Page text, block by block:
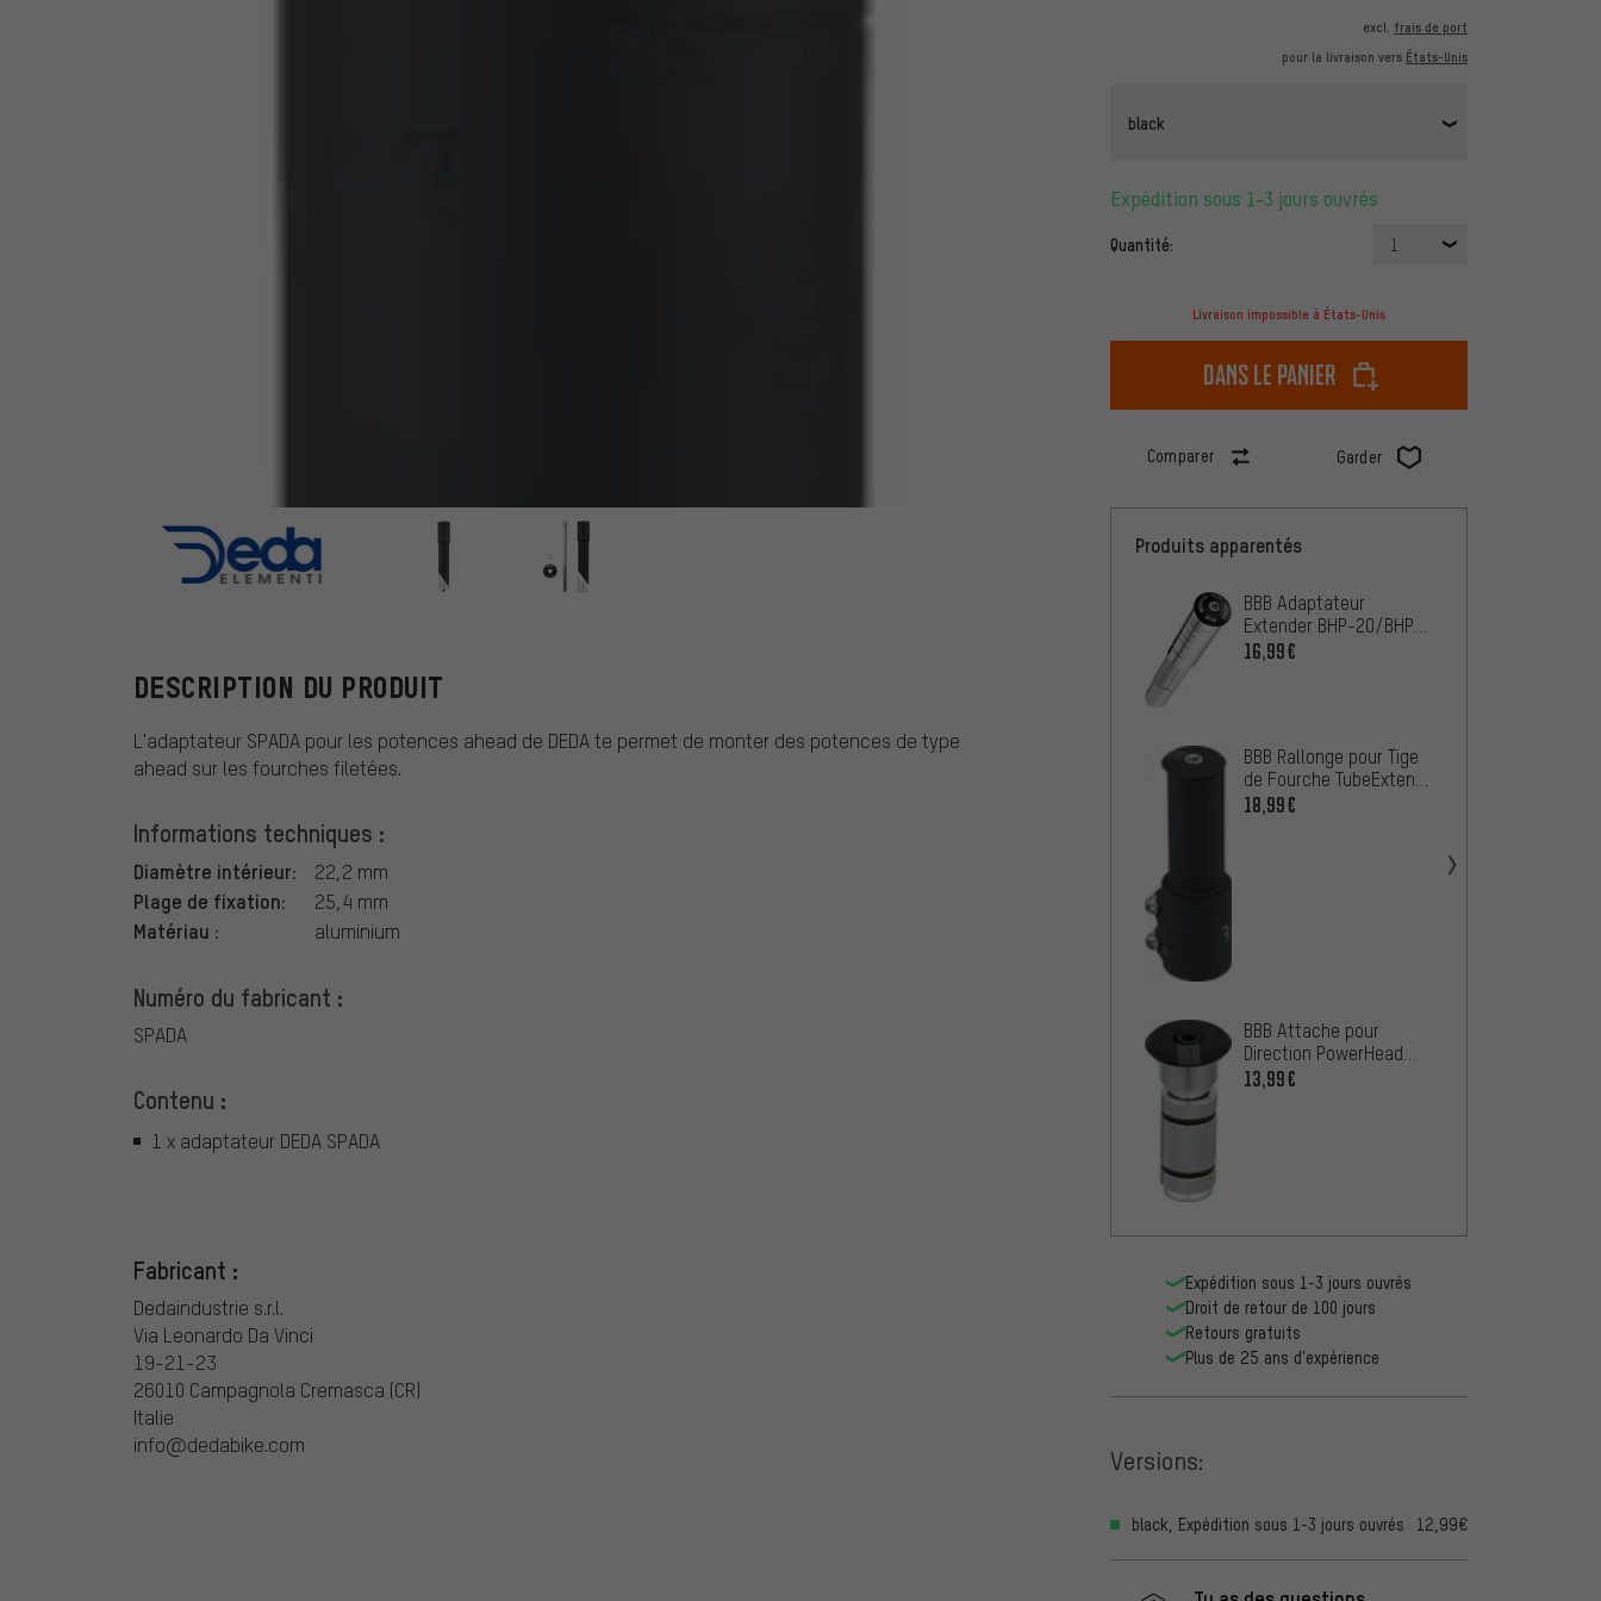
excl. frais de port
pour la livraison vers États-Unis
black
Expédition sous 1-3 jours ouvrés
Quantité: 1
Livraison impossible à États-Unis
dans le panier
Comparer Garder
DESCRIPTION DU PRODUIT
L'adaptateur SPADA pour les potences ahead de DEDA te permet de monter des potences de type
ahead sur les fourches filetées.
Informations techniques :
Diamètre intérieur: 22,2 mm
Plage de fixation: 25,4 mm
Matériau : aluminium
Numéro du fabricant :
SPADA
Contenu :
1 x adaptateur DEDA SPADA
Fabricant :
Dedaindustrie s.r.l.
Via Leonardo Da Vinci
19-21-23
26010 Campagnola Cremasca (CR)
Italie
info@dedabike.com
Produits apparentés
BBB Adaptateur
Extender BHP-20/BHP-
21 pour Potences
16,99€
BBB Rallonge pour Tige
de Fourche TubeExtend
BHP-22
18,99€
BBB Attache pour
Direction PowerHead
BAP-03
13,99€
Expédition sous 1-3 jours ouvrés
Droit de retour de 100 jours
Retours gratuits
Plus de 25 ans d'expérience
Versions:
black, Expédition sous 1-3 jours ouvrés 12,99€